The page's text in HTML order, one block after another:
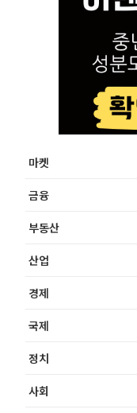
마켓
금융
부동산
산업
경제
국제
정치
사회